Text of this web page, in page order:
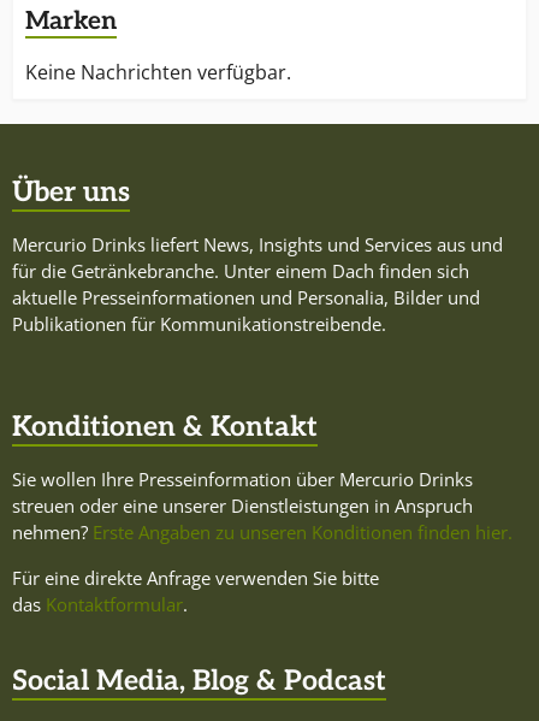
Marken
Keine Nachrichten verfügbar.
Über uns
Mercurio Drinks liefert News, Insights und Services aus und
für die Getränkebranche. Unter einem Dach finden sich
aktuelle Presseinformationen und Personalia, Bilder und
Publikationen für Kommunikationstreibende.
Konditionen & Kontakt
Sie wollen Ihre Presseinformation über Mercurio Drinks
streuen oder eine unserer Dienstleistungen in Anspruch
nehmen? Erste Angaben zu unseren Konditionen finden hier.
Für eine direkte Anfrage verwenden Sie bitte
das Kontaktformular.
Social Media, Blog & Podcast